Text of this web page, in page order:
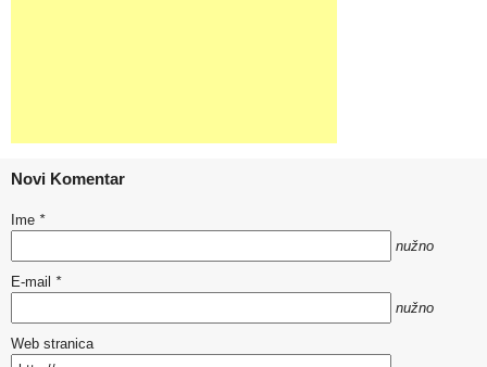
Novi Komentar
Ime *
nužno
E-mail *
nužno
Web stranica